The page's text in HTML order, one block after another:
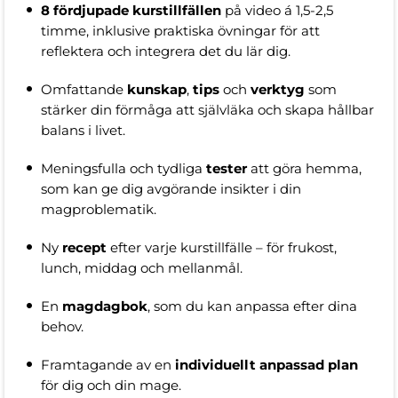
8 fördjupade kurstillfällen på video á 1,5-2,5
timme, inklusive praktiska övningar för att
reflektera och integrera det du lär dig.
Omfattande kunskap, tips och verktyg som
stärker din förmåga att självläka och skapa hållbar
balans i livet.
Meningsfulla och tydliga testeratt göra hemma,
som kan ge dig avgörande insikter i din
magproblematik.
Ny recept efter varje kurstillfälle – för frukost,
lunch, middag och mellanmål.
En magdagbok, som du kan anpassa efter dina
behov.
Framtagande av en individuellt anpassad plan
för dig och din mage.